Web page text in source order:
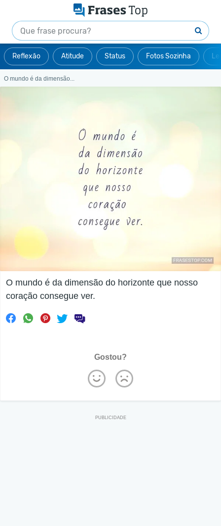
Reflexão Atitude Status Fotos Sozinha
O mundo é da dimensão...
O mundo é da dimensão do horizonte que nosso
coração consegue ver.
Gostou?